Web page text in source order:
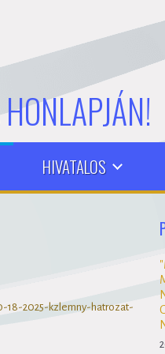
HONLAPJÁN!
HIVATALOS
18-2025-kzlemny-hatrozat-